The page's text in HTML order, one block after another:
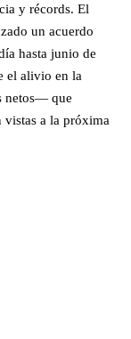
y récords. El
un acuerdo
hasta junio de
el alivio en la
netos— que
a la próxima